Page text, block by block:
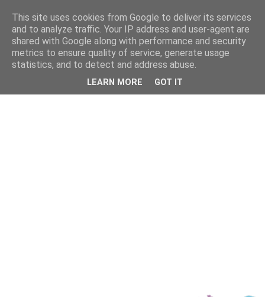
This site uses cookies from Google to deliver its services
and to analyze traffic. Your IP address and user-agent are
shared with Google along with performance and security
metrics to ensure quality of service, generate usage
statistics, and to detect and address abuse.
LEARN MORE GOT IT